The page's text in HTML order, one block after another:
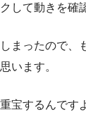
して動きを確
まったので、
います。
宝するんです